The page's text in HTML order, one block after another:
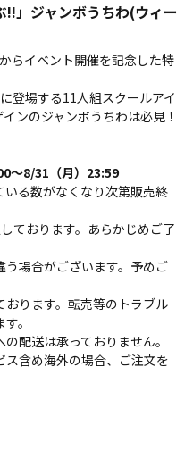
!!」ジャンボうちわ(ウィー
らイベント開催を記念した特
登場する11人組スクールアイ
ンのジャンボうちわは必見！
～8/31（月）23:59
いる数がなくなり次第販売終
ております。あらかじめご了
う場合がございます。予めご
おります。転売等のトラブル
。
配送は承っておりません。
含め海外の場合、ご注文を